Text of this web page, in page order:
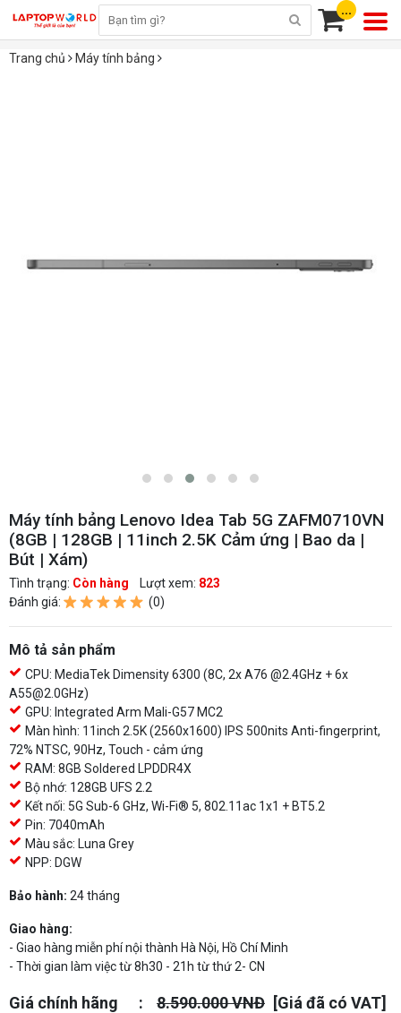
...
Trang chủ Máy tính bảng
Máy tính bảng Lenovo Idea Tab 5G ZAFM0710VN
(8GB | 128GB | 11inch 2.5K Cảm ứng | Bao da |
Bút | Xám)
Tình trạng: Còn hàng Lượt xem: 823
Đánh giá:
(0)
Mô tả sản phẩm
CPU: MediaTek Dimensity 6300 (8C, 2x A76 @2.4GHz + 6x
A55@2.0GHz)
GPU: Integrated Arm Mali-G57 MC2
Màn hình: 11inch 2.5K (2560x1600) IPS 500nits Anti-fingerprint,
72% NTSC, 90Hz, Touch - cảm ứng
RAM: 8GB Soldered LPDDR4X
Bộ nhớ: 128GB UFS 2.2
Kết nối: 5G Sub-6 GHz, Wi-Fi® 5, 802.11ac 1x1 + BT5.2
Pin: 7040mAh
Màu sắc: Luna Grey
NPP: DGW
Bảo hành: 24 tháng
Giao hàng:
- Giao hàng miễn phí nội thành Hà Nội, Hồ Chí Minh
- Thời gian làm việc từ 8h30 - 21h từ thứ 2- CN
Giá chính hãng 8.590.000 VNĐ [Giá đã có VAT]